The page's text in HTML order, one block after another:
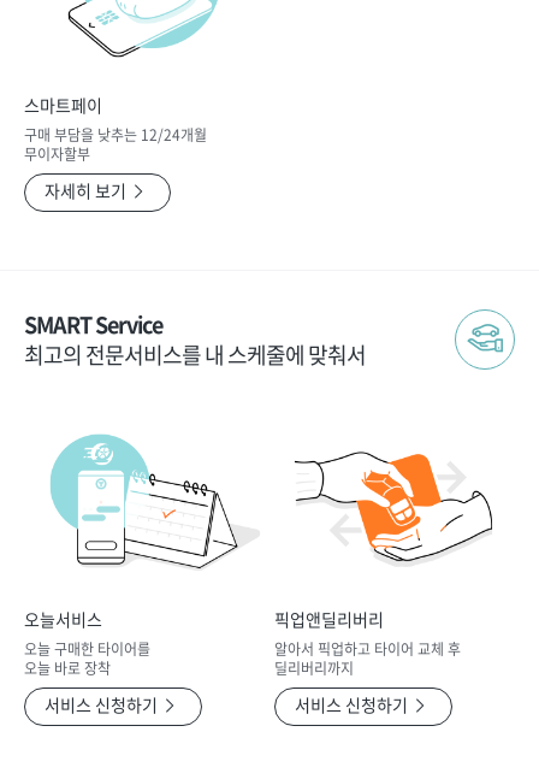
스마트페이
구매 부담을 낮추는 12/24개월
무이자할부
자세히 보기
SMART Service
최고의 전문서비스를 내 스케줄에 맞춰서
오늘서비스
오늘 구매한 타이어를
오늘 바로 장착
서비스 신청하기
픽업앤딜리버리
알아서 픽업하고 타이어 교체 후
딜리버리까지
서비스 신청하기